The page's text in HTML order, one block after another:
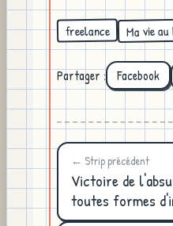
freelance Ma vie
Partager : Facebook
← Strip précédent
Victoire de
toutes formes